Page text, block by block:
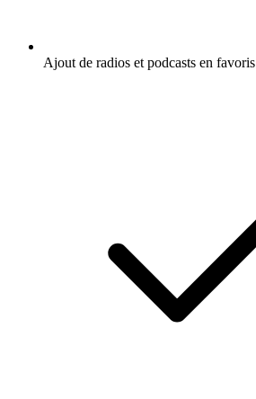
Ajout de radios et podcasts en favoris